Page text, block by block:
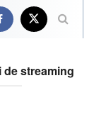
streaming